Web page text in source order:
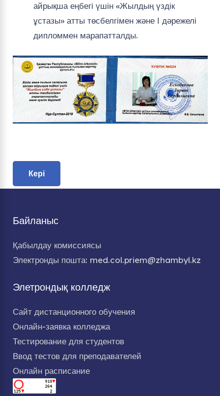
айрықша еңбегі үшін «Жылдың үздік
ұстазы» атты төсбелгімен және І дәрежелі
дипломмен марапатталды.
Кері
Байланыс
Қабылдау комиссиясы
Электронды пошта: med.col.priem@zhambyl.kz
Элетрондық колледж
Сайт дистанционного обучения
Онлайн-заявка колледжа
Тестирование для студентов
Ввод тестов для преподавателей
Онлайн расписание